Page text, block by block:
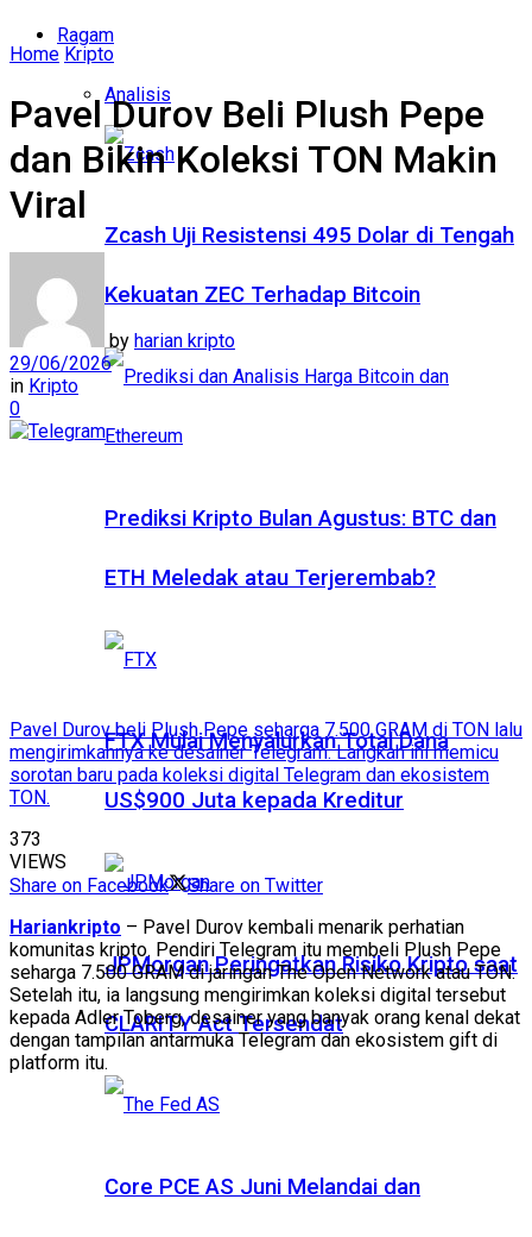
Ragam
Analisis
Zcash Uji Resistensi 495 Dolar di Tengah
Kekuatan ZEC Terhadap Bitcoin
Prediksi Kripto Bulan Agustus: BTC dan
ETH Meledak atau Terjerembab?
FTX Mulai Menyalurkan Total Dana
US$900 Juta kepada Kreditur
JPMorgan Peringatkan Risiko Kripto saat
CLARITY Act Tersendat
Core PCE AS Juni Melandai dan
Home Kripto
Pavel Durov Beli Plush Pepe
dan Bikin Koleksi TON Makin
Viral
by harian kripto
29/06/2026
in Kripto
0
Pavel Durov beli Plush Pepe seharga 7.500 GRAM di TON lalu
mengirimkannya ke desainer Telegram. Langkah ini memicu
sorotan baru pada koleksi digital Telegram dan ekosistem
TON.
373
VIEWS
Share on Facebook
Share on Twitter
Hariankripto – Pavel Durov kembali menarik perhatian
komunitas kripto. Pendiri Telegram itu membeli Plush Pepe
seharga 7.500 GRAM di jaringan The Open Network atau TON.
Setelah itu, ia langsung mengirimkan koleksi digital tersebut
kepada Adler Toberg, desainer yang banyak orang kenal dekat
dengan tampilan antarmuka Telegram dan ekosistem gift di
platform itu.